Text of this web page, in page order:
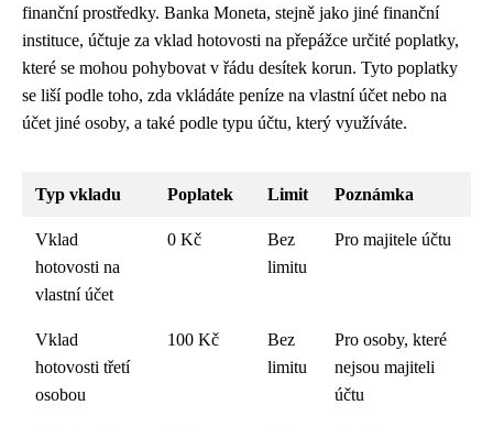
finanční prostředky. Banka Moneta, stejně jako jiné finanční
instituce, účtuje za vklad hotovosti na přepážce určité poplatky,
které se mohou pohybovat v řádu desítek korun. Tyto poplatky
se liší podle toho, zda vkládáte peníze na vlastní účet nebo na
účet jiné osoby, a také podle typu účtu, který využíváte.
Typ vkladu Poplatek Limit Poznámka
Vklad
hotovosti na
vlastní účet
0 Kč
Bez
limitu
Pro majitele účtu
Vklad
hotovosti třetí
osobou
100 Kč
Bez
limitu
Pro osoby, které
nejsou majiteli
účtu